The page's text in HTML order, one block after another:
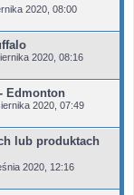
2020, 08:00
2020, 08:16
Edmonton
2020, 07:49
lub produktach
2020, 12:16